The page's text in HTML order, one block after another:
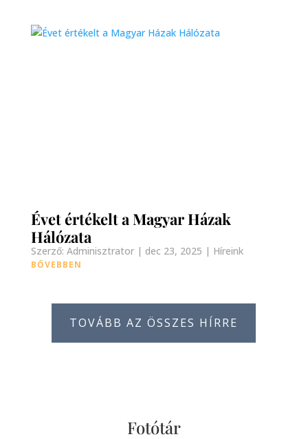
Évet értékelt a Magyar Házak
Hálózata
Szerző: Adminisztrator| dec 23, 2025 | Híreink
BŐVEBBEN
TOVÁBB AZ ÖSSZES HÍRRE
Fotótár